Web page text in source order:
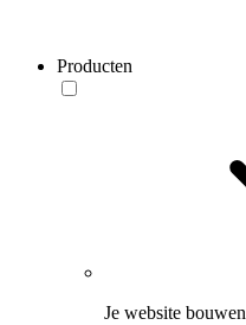
Producten
Je website bouwen